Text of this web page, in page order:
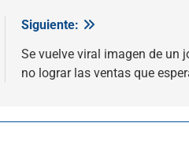
Siguiente:
Se vuelve viral imagen de un
no lograr las ventas que